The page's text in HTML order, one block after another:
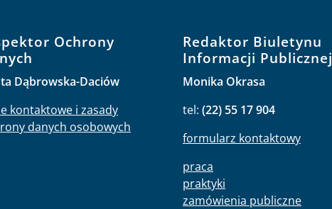
Ochrony
Dąbrowska-Daciów
kontaktowe i zasady
danych osobowych
Redaktor Biuletynu
Informacji Publicznej
Monika Okrasa
tel: (22) 55 17 904
formularz kontaktowy
praca
praktyki
zamówienia publiczne